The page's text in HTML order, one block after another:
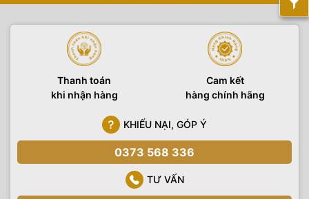
Thanh toán
khi nhận hàng
Cam kết
hàng chính hãng
KHIẾU NẠI, GÓP Ý
0373 568 336
TƯ VẤN